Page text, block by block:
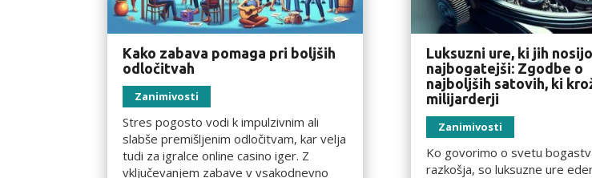
Kako zabava pomaga pri boljših
odločitvah
Zanimivosti
Stres pogosto vodi k impulzivnim ali
slabše premišljenim odločitvam, kar velja
tudi za igralce online casino iger. Z
vključevanjem zabave v vsakodnevno
Luksuzni ure, ki jih nosijo
najbogatejši: Zgodbe o
najboljših satovih, ki
milijarderji
Zanimivosti
Ko govorimo o svetu
razkošja, so luksuzne ure